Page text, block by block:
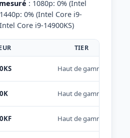
: 1080p: 0% (Intel
0% (Intel Core i9-
Core i9-14900KS)
TIER
Haut de gamme
Haut de gamme
Haut de gamme